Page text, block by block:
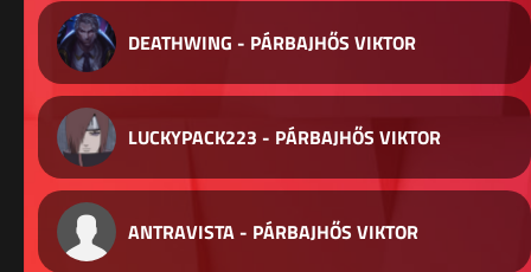
DEATHWING - PÁRBAJHŐS VIKTOR
LUCKYPACK223 - PÁRBAJHŐS VIKTOR
ANTRAVISTA - PÁRBAJHŐS VIKTOR